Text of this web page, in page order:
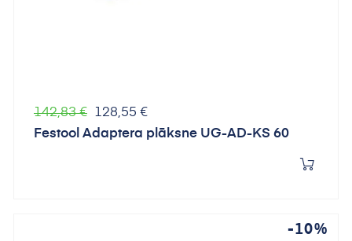
Parastā
cena
142,83 € Cena
128,55 €
Festool Adaptera plāksne UG-AD-KS 60
-10%